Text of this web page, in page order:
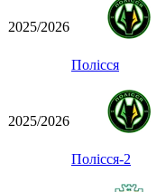
2025/2026
Полісся
2025/2026
Полісся-2